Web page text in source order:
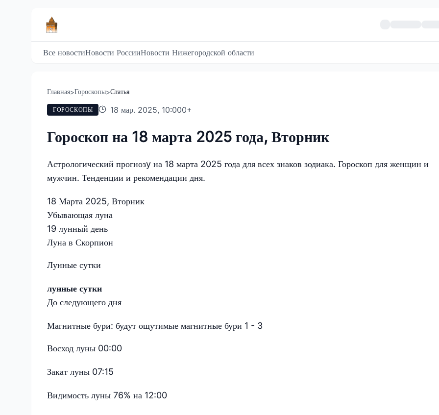
Все новостиНовости РоссииНовости Нижегородской области
Главная>Гороскопы>Статья
ГОРОСКОПЫ 18 мар. 2025, 10:000+
Гороскоп на 18 марта 2025 года, Вторник
Астрологический прогнозy на 18 марта 2025 года для всех знаков зодиака. Гороскоп для женщин и
мужчин. Тенденции и рекомендации дня.
18 Марта 2025, Вторник
Убывающая луна
19 лунный день
Луна в Скорпион
Лунные сутки
лунные сутки
До следующего дня
Магнитные бури: будут ощутимые магнитные бури 1 - 3
Восход луны 00:00
Закат луны 07:15
Видимость луны 76% на 12:00